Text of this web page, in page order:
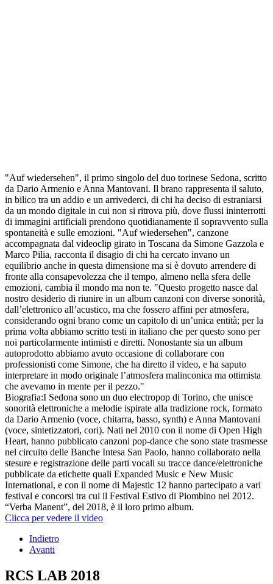
"Auf wiedersehen", il primo singolo del duo torinese Sedona, scritto
da Dario Armenio e Anna Mantovani. Il brano rappresenta il saluto,
in bilico tra un addio e un arrivederci, di chi ha deciso di estraniarsi
da un mondo digitale in cui non si ritrova più, dove flussi ininterrotti
di immagini artificiali prendono quotidianamente il sopravvento sulla
spontaneità e sulle emozioni. "Auf wiedersehen", canzone
accompagnata dal videoclip girato in Toscana da Simone Gazzola e
Marco Pilia, racconta il disagio di chi ha cercato invano un
equilibrio anche in questa dimensione ma si è dovuto arrendere di
fronte alla consapevolezza che il tempo, almeno nella sfera delle
emozioni, cambia il mondo ma non te. "Questo progetto nasce dal
nostro desiderio di riunire in un album canzoni con diverse sonorità,
dall’elettronico all’acustico, ma che fossero affini per atmosfera,
considerando ogni brano come un capitolo di un’unica entità; per la
prima volta abbiamo scritto testi in italiano che per questo sono per
noi particolarmente intimisti e diretti. Nonostante sia un album
autoprodotto abbiamo avuto occasione di collaborare con
professionisti come Simone, che ha diretto il video, e ha saputo
interpretare in modo originale l’atmosfera malinconica ma ottimista
che avevamo in mente per il pezzo."
Biografia:I Sedona sono un duo electropop di Torino, che unisce
sonorità elettroniche a melodie ispirate alla tradizione rock, formato
da Dario Armenio (voce, chitarra, basso, synth) e Anna Mantovani
(voce, sintetizzatori, cori). Nati nel 2010 con il nome di Open High
Heart, hanno pubblicato canzoni pop-dance che sono state trasmesse
nel circuito delle Banche Intesa San Paolo, hanno collaborato nella
stesure e registrazione delle parti vocali su tracce dance/elettroniche
pubblicate da etichette quali Expanded Music e New Music
International, e con il nome di Majestic 12 hanno partecipato a vari
festival e concorsi tra cui il Festival Estivo di Piombino nel 2012.
“Verba Manent”, del 2018, è il loro primo album.
Clicca per vedere il video
Indietro
Avanti
RCS LAB 2018